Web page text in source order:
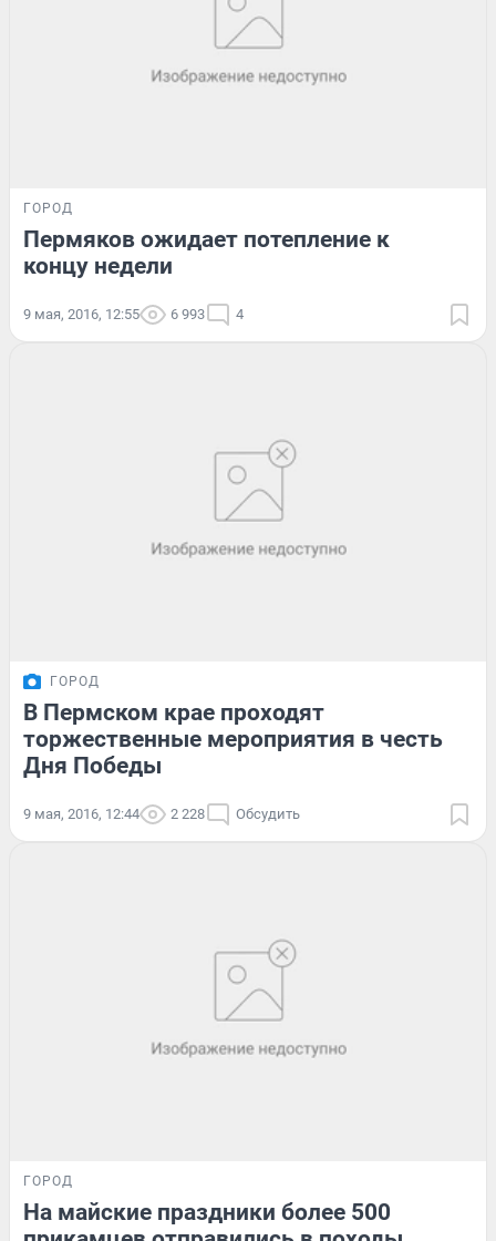
ГОРОД
Пермяков ожидает потепление к
концу недели
9 мая, 2016, 12:55 6 993 4
ГОРОД
В Пермском крае проходят
торжественные мероприятия в честь
Дня Победы
9 мая, 2016, 12:44 2 228 Обсудить
ГОРОД
На майские праздники более 500